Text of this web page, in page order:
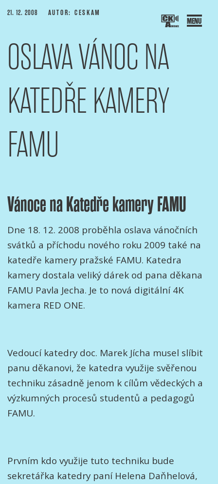
Přejít
webu
ČESKÝCH KAMERAMANŮ
portál Asociace českých kameramanů
PUBLIKOVÁNO
21. 12. 2008 AUTOR: CESKAM
OSLAVA VÁNOC NA
KATEDŘE KAMERY
FAMU
Vánoce na Katedře kamery FAMU
Dne 18. 12. 2008 proběhla oslava vánočních
svátků a příchodu nového roku 2009 také na
katedře kamery pražské FAMU. Katedra
kamery dostala veliký dárek od pana děkana
FAMU Pavla Jecha. Je to nová digitální 4K
kamera RED ONE.
Vedoucí katedry doc. Marek Jícha musel slíbit
panu děkanovi, že katedra využije svěřenou
techniku zásadně jenom k cílům vědeckých a
výzkumných procesů studentů a pedagogů
FAMU.
Prvním kdo využije tuto techniku bude
sekretářka katedry paní Helena Daňhelová,